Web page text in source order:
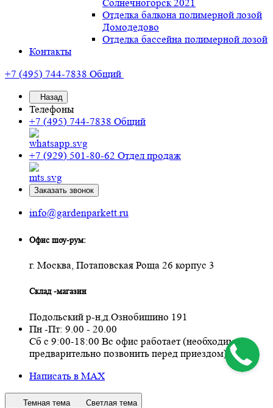
Солнечногорск 2021
Отделка балкона полимерной лозой
Домодедово
Отделка бассейна полимерной лозой
Контакты
+7 (495) 744-7838 Общий
Назад
Телефоны
+7 (495) 744-7838 Общий
+7 (929) 501-80-62 Отдел продаж
Заказать звонок
info@gardenparkett.ru
Офис шоу-рум:
г. Москва, Потаповская Роща 26 корпус 3
Склад -магазин
Подольский р-н,д.Ознобишино 191
Пн -Пт: 9.00 - 20.00
Сб с 9:00-18:00 Вс офис работает (необходимо
предварительно позвонить перед приездом)
Написать в MAX
Темная тема Светлая тема